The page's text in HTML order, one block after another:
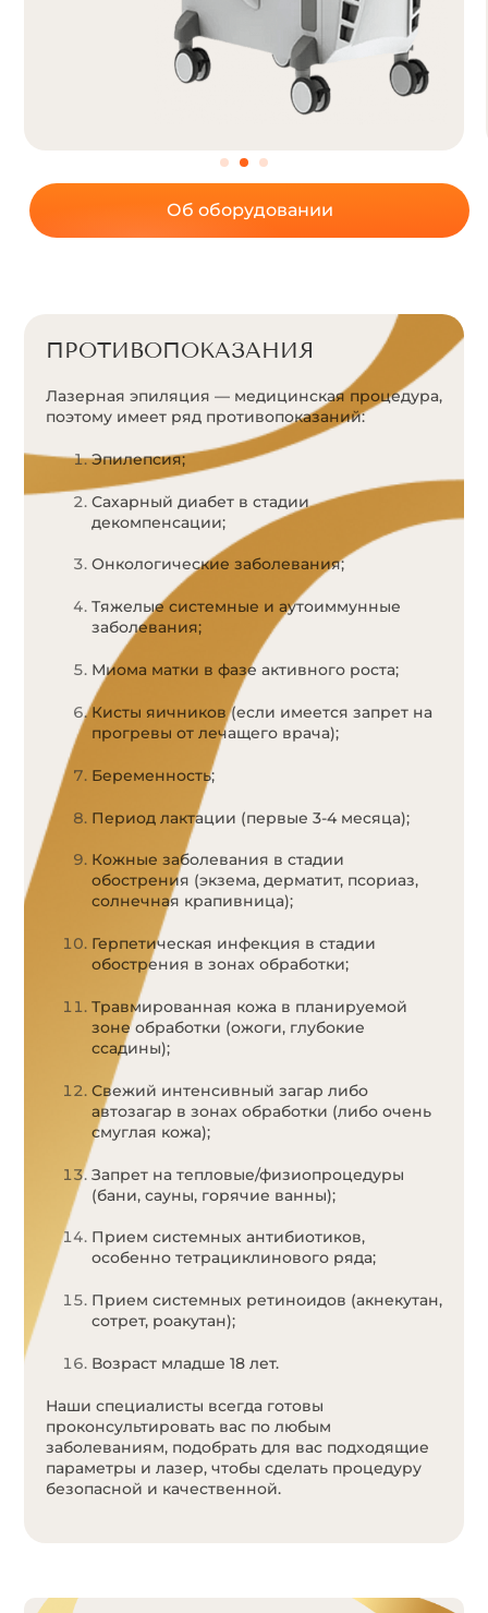
Об оборудовании
ПРОТИВОПОКАЗАНИЯ
Лазерная эпиляция — медицинская процедура,
поэтому имеет ряд противопоказаний:
Эпилепсия;
Сахарный диабет в стадии
декомпенсации;
Онкологические заболевания;
Тяжелые системные и аутоиммунные
заболевания;
Миома матки в фазе активного роста;
Кисты яичников (если имеется запрет на
прогревы от лечащего врача);
Беременность;
Период лактации (первые 3-4 месяца);
Кожные заболевания в стадии
обострения (экзема, дерматит, псориаз,
солнечная крапивница);
Герпетическая инфекция в стадии
обострения в зонах обработки;
Травмированная кожа в планируемой
зоне обработки (ожоги, глубокие
ссадины);
Свежий интенсивный загар либо
автозагар в зонах обработки (либо очень
смуглая кожа);
Запрет на тепловые/физиопроцедуры
(бани, сауны, горячие ванны);
Прием системных антибиотиков,
особенно тетрациклинового ряда;
Прием системных ретиноидов (акнекутан,
сотрет, роакутан);
Возраст младше 18 лет.
Наши специалисты всегда готовы
проконсультировать вас по любым
заболеваниям, подобрать для вас подходящие
параметры и лазер, чтобы сделать процедуру
безопасной и качественной.